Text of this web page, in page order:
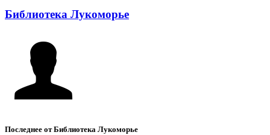
Библиотека Лукоморье
Последнее от Библиотека Лукоморье